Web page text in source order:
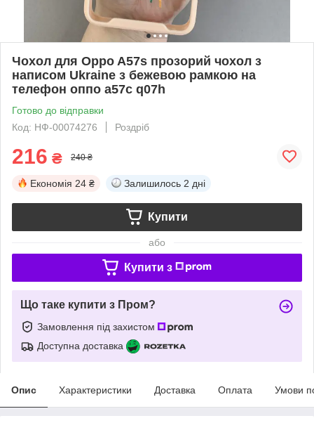
Чохол для Oppo A57s прозорий чохол з
написом Ukraine з бежевою рамкою на
телефон оппо а57с q07h
Готово до відправки
Код: НФ-00074276
Роздріб
216 ₴ 240 ₴
Економія 24 ₴ Залишилось 2 дні
Купити
або
Купити з
Що таке купити з Пром?
Замовлення під захистом
Доступна доставка
Опис Характеристики Доставка Оплата Умови